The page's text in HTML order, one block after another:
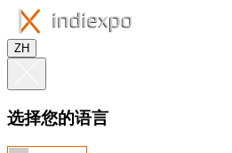
ZH
选择您的语言